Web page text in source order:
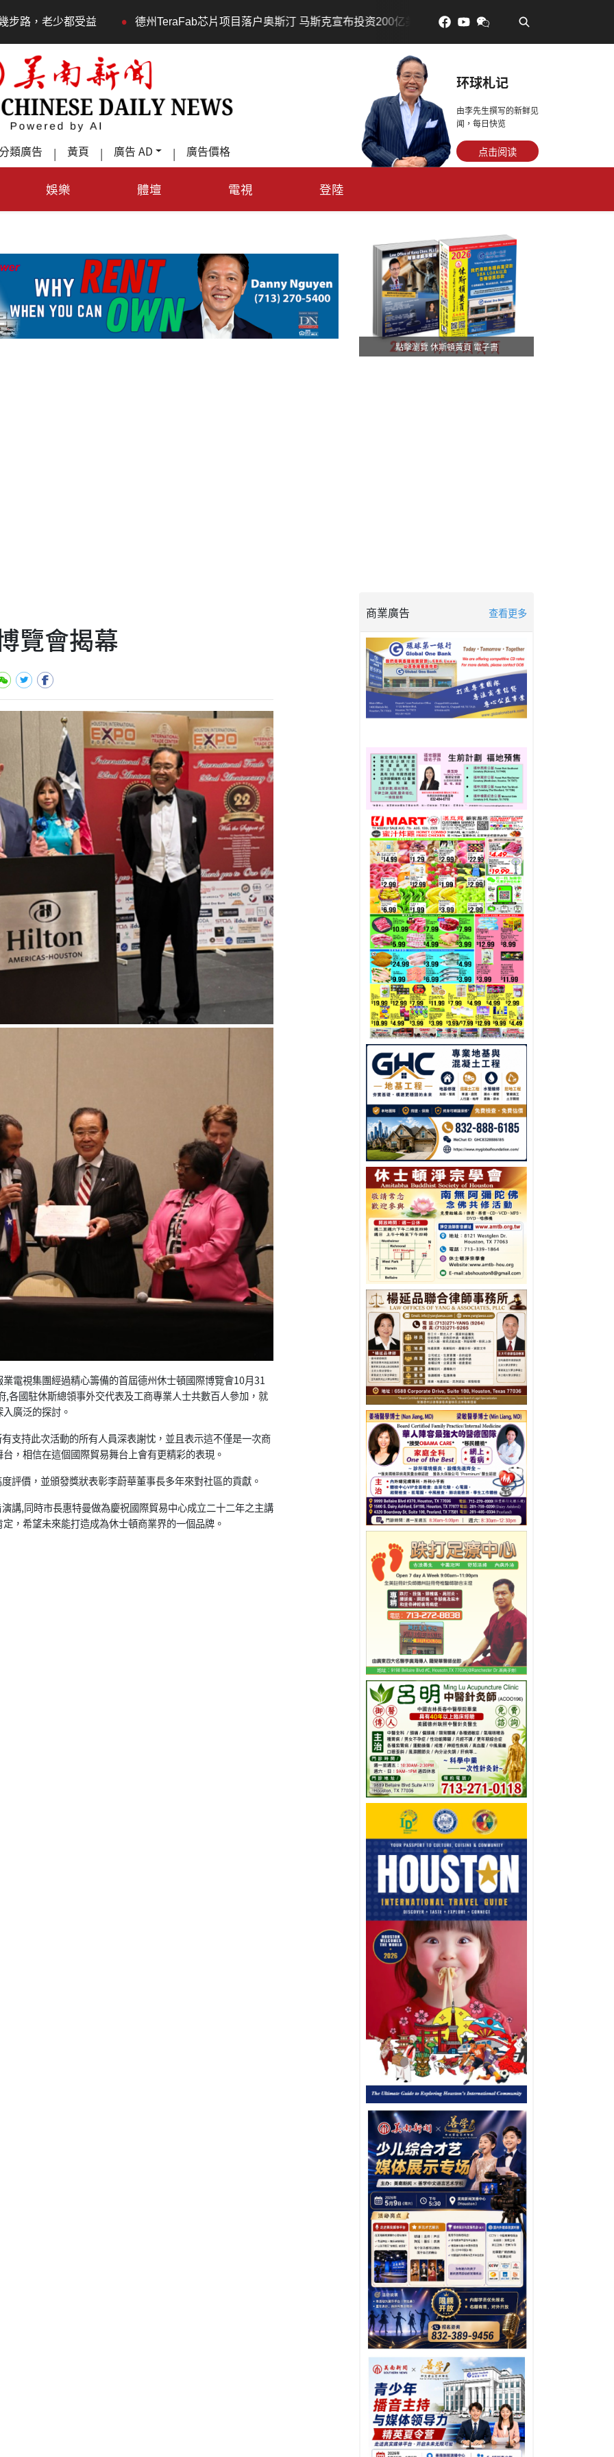
• 德州TeraFab芯片项目落户奥斯汀 马斯克宣布投资200亿美元建设AI芯片制造基地 吃對了更年輕：花青素如何守
類廣告 | 黃頁 | 廣告 AD | 廣告價格
环球札记
由李先生撰写的新鲜见
闻，每日快览
点击阅读
娛樂 體壇 電視 登陸
點擊瀏覽 休斯頓黃頁 電子書
覽會揭幕
電視集團經過精心籌備的首屆德州休士頓國際博覽會10月31
各國駐休斯總領事外交代表及工商專業人士共數百人參加，就
廣泛的探討。
持此次活動的所有人員深表謝忱，並且表示這不僅是一次商
，相信在這個國際貿易舞台上會有更精彩的表現。
價，並頒發獎狀表彰李蔚華董事長多年來對社區的貢獻。
,同時市長惠特曼做為慶祝國際貿易中心成立二十二年之主講
，希望未來能打造成為休士頓商業界的一個品牌。
商業廣告 查看更多